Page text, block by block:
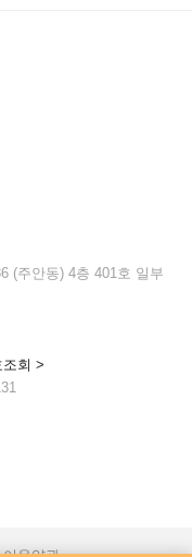
(주안동) 4층 401호 일부
회 >